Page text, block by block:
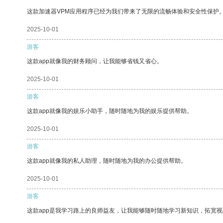
这款加速器VPM应用程序已经为我们带来了无限的流畅体验和安全性保护
2025-10-01
游客
这款app就像我的财务顾问，让我能够省钱又省心。
2025-10-01
游客
这款app就像我的娱乐小助手，随时随地为我的娱乐提供帮助。
2025-10-01
游客
这款app就像我的私人助理，随时随地为我的办公提供帮助。
2025-10-01
游客
这款app是我学习路上的良师益友，让我能够随时随地学习新知识，拓宽